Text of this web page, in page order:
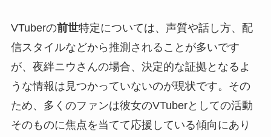
VTuberの前世特定については、声質や話し方、配
信スタイルなどから推測されることが多いです
が、夜絆ニウさんの場合、決定的な証拠となるよ
うな情報は見つかっていないのが現状です。その
ため、多くのファンは彼女のVTuberとしての活動
そのものに焦点を当てて応援している傾向にあり